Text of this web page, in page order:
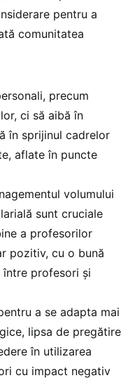
pentru a
comunitatea
precum
ci să aibă în
în sprijinul cadrelor
aflate în puncte
volumului
sunt cruciale
a profesorilor
pozitiv, cu o bună
profesori și
a se adapta mai
lipsa de pregătire
în utilizarea
cu impact negativ